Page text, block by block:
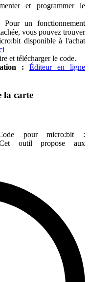
et programmer le
Pour un fonctionnement
vous pouvez trouver
:bit disponible à l'achat
et télécharger le code.
:
Éditeur en ligne
la carte
pour micro:bit :
outil propose aux